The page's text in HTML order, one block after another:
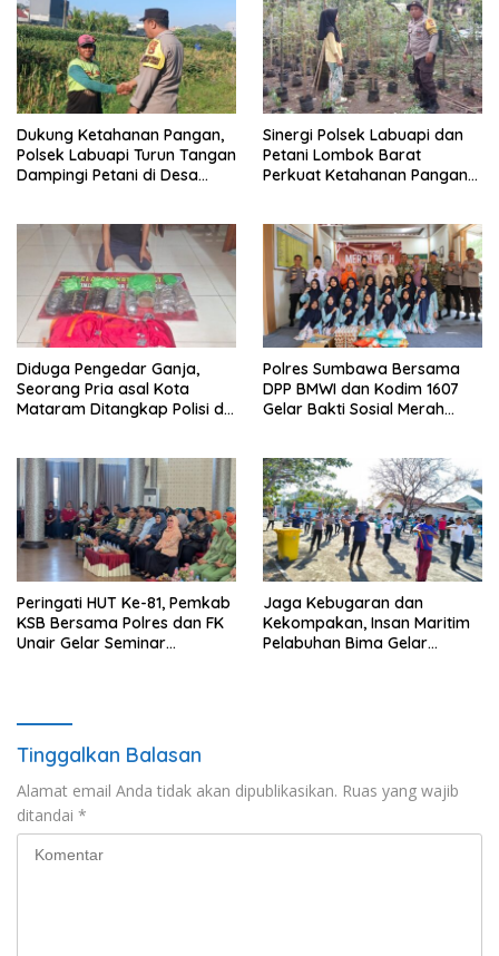
Dukung Ketahanan Pangan,
Polsek Labuapi Turun Tangan
Dampingi Petani di Desa
Sinergi Polsek Labuapi dan
Petani Lombok Barat
Perkuat Ketahanan Pangan
Diduga Pengedar Ganja,
Seorang Pria asal Kota
Mataram Ditangkap Polisi di
Polres Sumbawa Bersama
DPP BMWI dan Kodim 1607
Gelar Bakti Sosial Merah
Peringati HUT Ke-81, Pemkab
KSB Bersama Polres dan FK
Unair Gelar Seminar
Jaga Kebugaran dan
Kekompakan, Insan Maritim
Pelabuhan Bima Gelar
Tinggalkan Balasan
Alamat email Anda tidak akan dipublikasikan. Ruas yang wajib
ditandai *